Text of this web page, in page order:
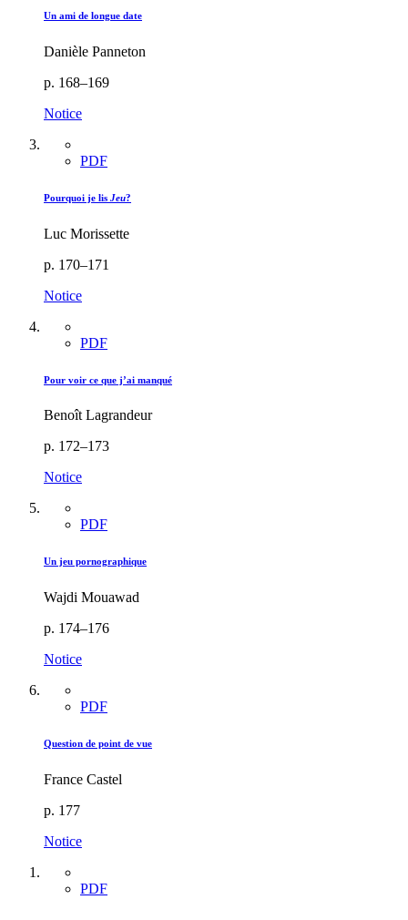
Un ami de longue date
Danièle Panneton
p. 168–169
Notice
PDF
Pourquoi je lis Jeu?
Luc Morissette
p. 170–171
Notice
PDF
Pour voir ce que j’ai manqué
Benoît Lagrandeur
p. 172–173
Notice
PDF
Un jeu pornographique
Wajdi Mouawad
p. 174–176
Notice
PDF
Question de point de vue
France Castel
p. 177
Notice
PDF